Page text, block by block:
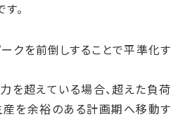
。
ークを前倒しすることで平準化す
を超えている場合、超えた負荷
を余裕のある計画期へ移動す